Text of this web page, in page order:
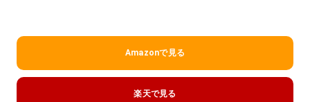
Amazonで見る
楽天で見る